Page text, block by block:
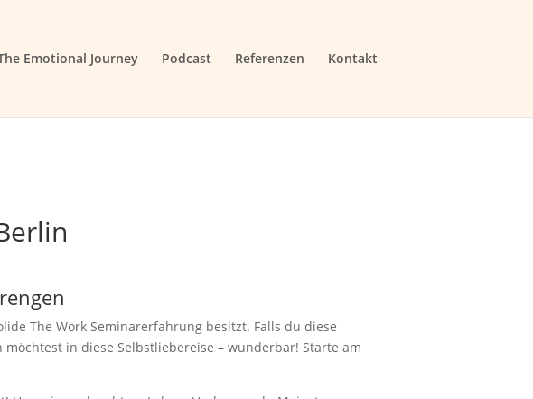
Emotional Journey Podcast Referenzen Kontakt
The Work Seminarerfahrung besitzt. Falls du diese
in diese Selbstliebereise – wunderbar! Starte am